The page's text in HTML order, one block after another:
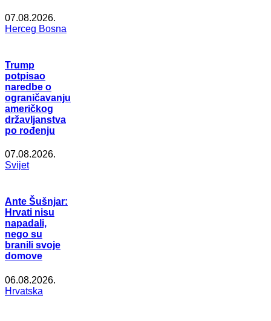
07.08.2026.
Herceg Bosna
Trump
potpisao
naredbe o
ograničavanju
američkog
državljanstva
po rođenju
07.08.2026.
Svijet
Ante Šušnjar:
Hrvati nisu
napadali,
nego su
branili svoje
domove
06.08.2026.
Hrvatska